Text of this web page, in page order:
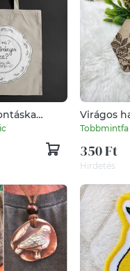
tálca"
Virágos
Tobbmintfa
350 Ft
Hirdetés